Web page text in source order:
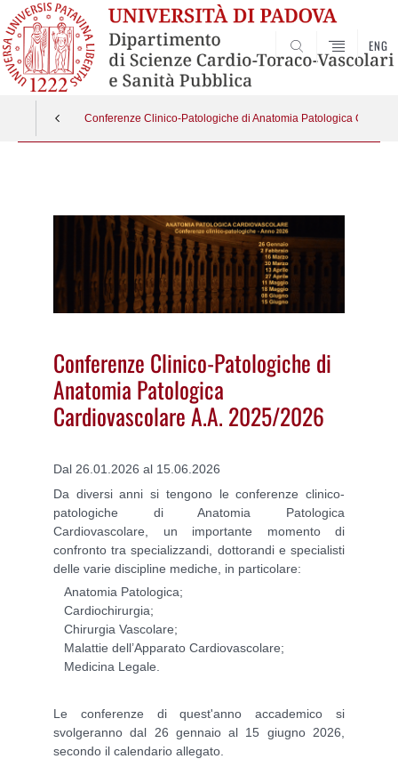
SEARCH
ENG
Conferenze Clinico-Patologiche di Anatomia Patologica
Conferenze Clinico-Patologiche di
Anatomia Patologica
Cardiovascolare A.A. 2025/2026
Dal 26.01.2026 al 15.06.2026
Da diversi anni si tengono le conferenze clinico-
patologiche di Anatomia Patologica
Cardiovascolare, un importante momento di
confronto tra specializzandi, dottorandi e specialisti
delle varie discipline mediche, in particolare:
Anatomia Patologica;
Cardiochirurgia;
Chirurgia Vascolare;
Malattie dell’Apparato Cardiovascolare;
Medicina Legale.
Le conferenze di quest'anno accademico si
svolgeranno dal 26 gennaio al 15 giugno 2026,
secondo il calendario allegato.